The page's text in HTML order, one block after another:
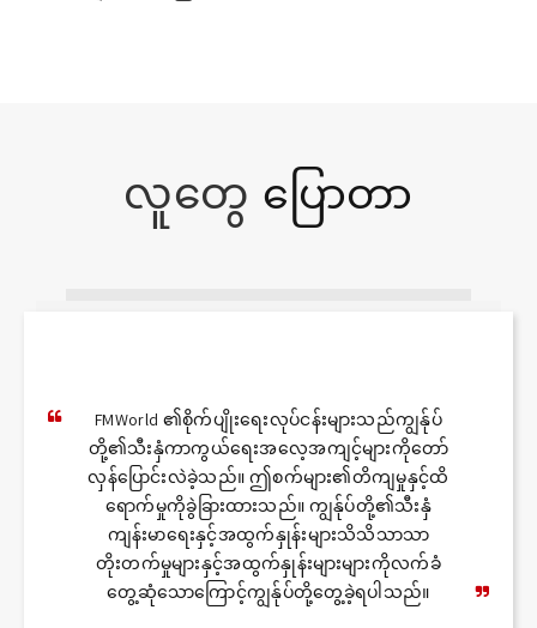
လူတွေ ပြောတာ
FMWorld ၏စိုက်ပျိုးရေးလုပ်ငန်းများသည်ကျွန်ုပ်
တို့၏သီးနှံကာကွယ်ရေးအလေ့အကျင့်များကိုတော်
လှန်ပြောင်းလဲခဲ့သည်။ ဤစက်များ၏တိကျမှုနှင့်ထိ
ရောက်မှုကိုခွဲခြားထားသည်။ ကျွန်ုပ်တို့၏သီးနှံ
ကျန်းမာရေးနှင့်အထွက်နှုန်းများသိသိသာသာ
တိုးတက်မှုများနှင့်အထွက်နှုန်းများများကိုလက်ခံ
တွေ့ဆုံသောကြောင့်ကျွန်ုပ်တို့တွေ့ခဲ့ရပါသည်။